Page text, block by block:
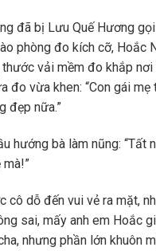
đã bị Lưu Quế Hương
phòng đo kích cỡ, Hoắc
thước vải mềm đo khắp
đo vừa khen: “Con gái mẹ
đẹp nữa.”
hướng bà làm nũng: “Tất
cô dỗ đến vui vẻ ra mặt,
sai, mấy anh em Hoắc
nhưng phần lớn khuôn